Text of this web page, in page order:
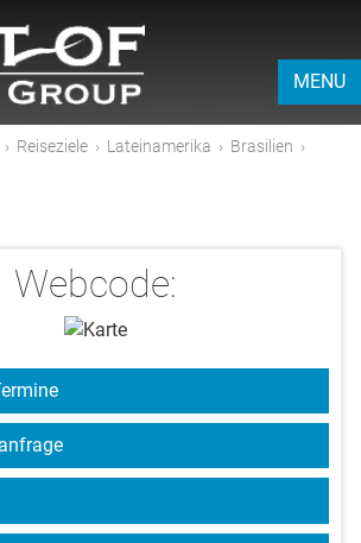
MENU
› Reiseziele › Lateinamerika › Brasilien ›
Webcode: